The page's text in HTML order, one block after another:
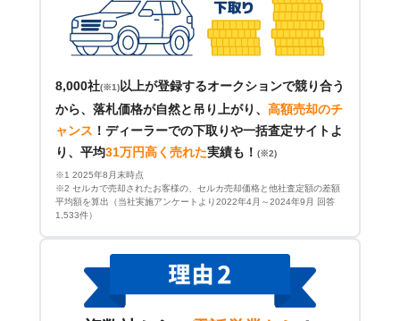
8,000社(※1) 以上が登録するオークションで競り合う
から、落札価格が自然と吊り上がり、 高額売却のチ
ャンス ！ ディーラーでの下取りや一括査定サイトよ
り、平均31万円高く売れた実績も！ (※2)
※1 2025年8月末時点
※2 セルカで売却されたお客様の、セルカ売却価格と他社査定額の差額
平均額を算出（当社実施アンケートより2022年4月～2024年9月 回答
1,533件）